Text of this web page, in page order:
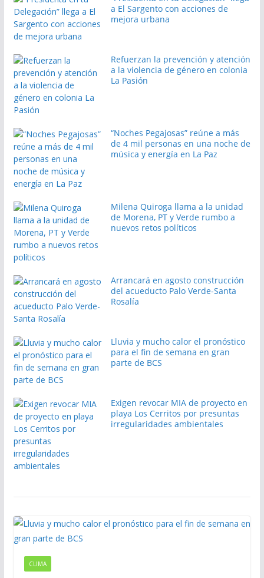
a El Sargento con acciones de
mejora urbana
Refuerzan la prevención y atención
a la violencia de género en colonia
La Pasión
“Noches Pegajosas” reúne a más
de 4 mil personas en una noche de
música y energía en La Paz
Milena Quiroga llama a la unidad
de Morena, PT y Verde rumbo a
nuevos retos políticos
Arrancará en agosto construcción
del acueducto Palo Verde-Santa
Rosalía
Lluvia y mucho calor el pronóstico
para el fin de semana en gran
parte de BCS
Exigen revocar MIA de proyecto en
playa Los Cerritos por presuntas
irregularidades ambientales
CLIMA